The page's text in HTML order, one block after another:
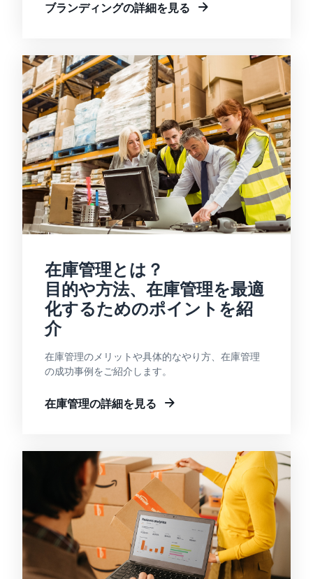
ブランディングの詳細を見る
在庫管理とは？
目的や方法、在庫管理を最適
化するためのポイントを紹
介
在庫管理のメリットや具体的なやり方、在庫管理
の成功事例をご紹介します。
在庫管理の詳細を見る